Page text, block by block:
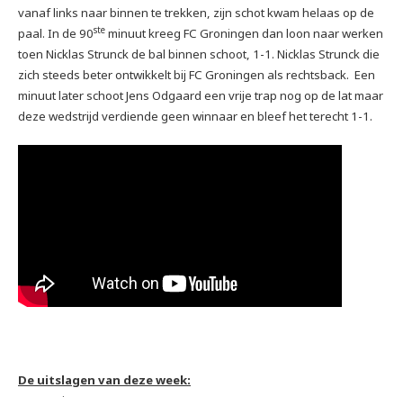
vanaf links naar binnen te trekken, zijn schot kwam helaas op de
paal. In de 90ste minuut kreeg FC Groningen dan loon naar werken
toen Nicklas Strunck de bal binnen schoot, 1-1. Nicklas Strunck die
zich steeds beter ontwikkelt bij FC Groningen als rechtsback. Een
minuut later schoot Jens Odgaard een vrije trap nog op de lat maar
deze wedstrijd verdiende geen winnaar en bleef het terecht 1-1.
De uitslagen van deze week: